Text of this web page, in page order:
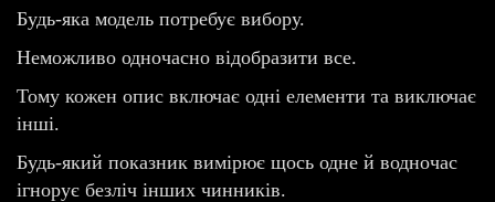
Будь-яка модель потребує вибору.
Неможливо одночасно відобразити все.
Тому кожен опис включає одні елементи та виключає
інші.
Будь-який показник вимірює щось одне й водночас
ігнорує безліч інших чинників.